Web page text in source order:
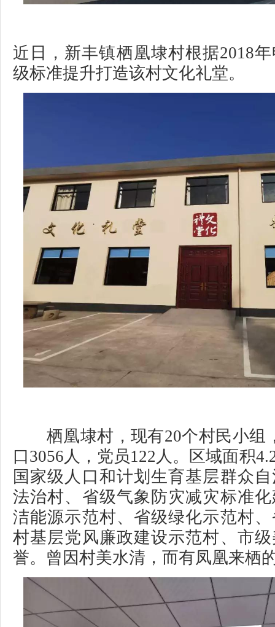
近日，新丰镇栖凰埭村根据2018
级标准提升打造该村文化礼堂。
栖凰埭村，现有20个村民小组
口3056人，党员122人。区域面积
国家级人口和计划生育基层群众
法治村、省级气象防灾减灾标准
洁能源示范村、省级绿化示范村
村基层党风廉政建设示范村、市
誉。曾因村美水清，而有凤凰来栖